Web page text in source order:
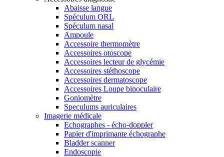
Abaisse langue
Spéculum ORL
Spéculum nasal
Ampoule
Accessoire thermomètre
Accessoires otoscope
Accessoires lecteur de glycémie
Accessoires stéthoscope
Accessoires dermatoscope
Accessoires Loupe binoculaire
Goniomètre
Speculums auriculaires
Imagerie médicale
Echographes - écho-doppler
Papier d'imprimante échographe
Bladder scanner
Endoscopie